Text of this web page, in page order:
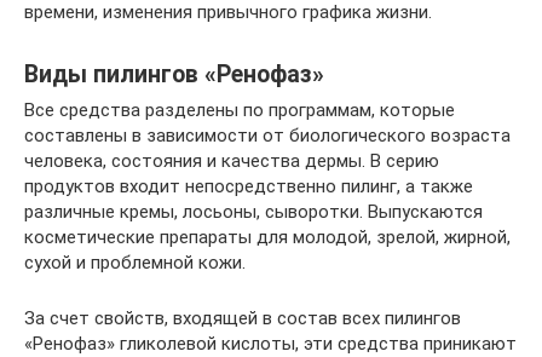
времени, изменения привычного графика жизни.
Виды пилингов «Ренофаз»
Все средства разделены по программам, которые
составлены в зависимости от биологического возраста
человека, состояния и качества дермы. В серию
продуктов входит непосредственно пилинг, а также
различные кремы, лосьоны, сыворотки. Выпускаются
косметические препараты для молодой, зрелой, жирной,
сухой и проблемной кожи.
За счет свойств, входящей в состав всех пилингов
«Ренофаз» гликолевой кислоты, эти средства приникают